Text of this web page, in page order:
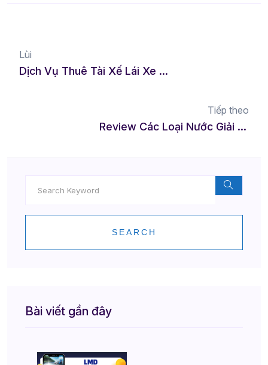
Lùi
Dịch Vụ Thuê Tài Xế Lái Xe Hộ Tại Quận Cầu Giấy – Giải Pháp Di Chuyển Hiệu Quả Và An Toàn
Tiếp theo
Review Các Loại Nước Giải Rượu Tại Việt Nam – Hiệu Quả & An Toàn Sau Tiệc Tùng
SEARCH
Bài viết gần đây